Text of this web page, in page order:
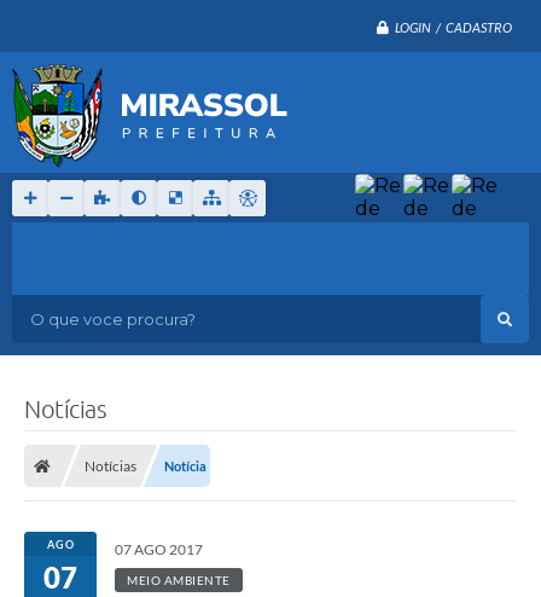
LOGIN / CADASTRO
O que voce procura?
Notícias
Notícias Notícia
AGO
07
07 AGO 2017
MEIO AMBIENTE